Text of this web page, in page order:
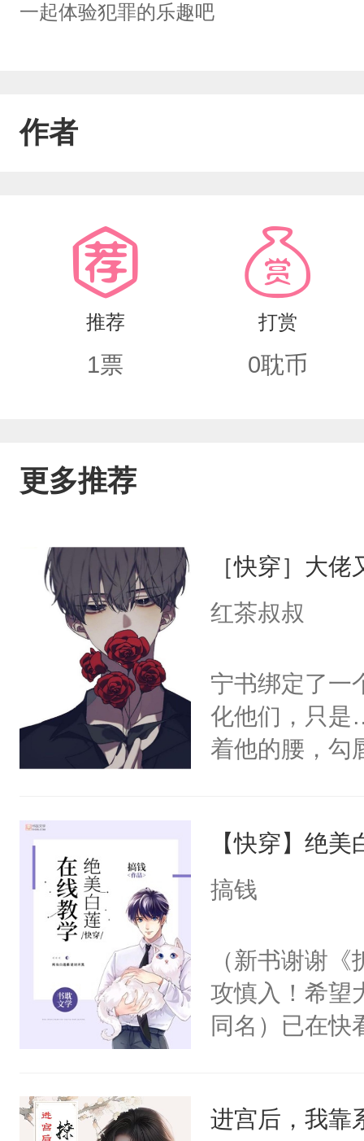
一起体验犯罪的乐趣吧
作者
推荐
1票
打赏
0耽币
更多推荐
［快穿］大
红茶叔叔
宁书绑定了一
化他们，只是
着他的腰，勾
来，给老公
用力——为你
【快穿】绝
搞钱
（新书谢谢
攻慎入！希望
同名）已在快
成为所有白莲
进宫后，我靠